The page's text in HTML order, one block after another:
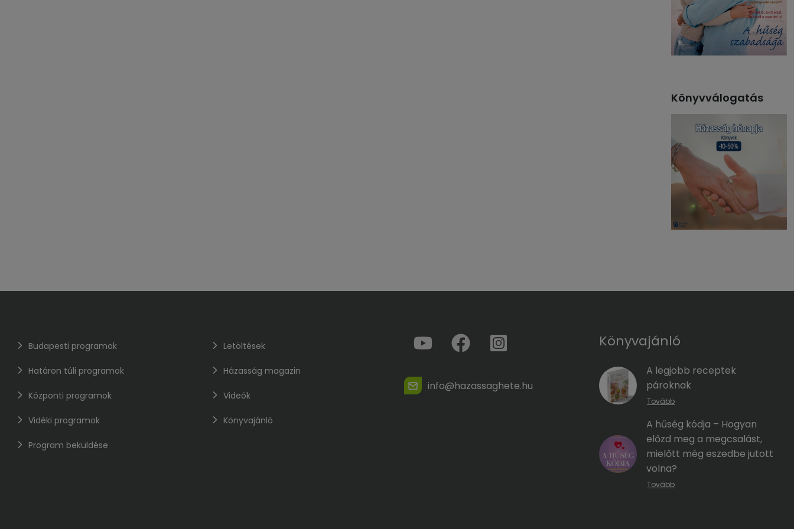
Könyvválogatás
Budapesti programok
Határon túli programok
Központi programok
Vidéki programok
Program beküldése
Letöltések
Házasság magazin
Videók
Könyvajánló
info@hazassaghete.hu
Könyvajánló
A legjobb receptek
pároknak
Tovább
A hűség kódja – Hogyan
előzd meg a megcsalást,
mielőtt még eszedbe jutott
volna?
Tovább